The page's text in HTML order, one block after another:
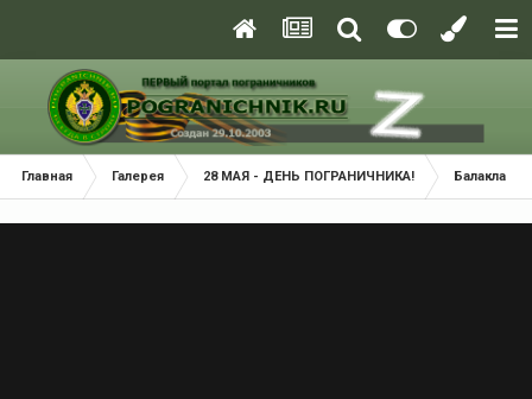
Главная Галерея 28 МАЯ - ДЕНЬ ПОГРАНИЧНИКА! Балаклава